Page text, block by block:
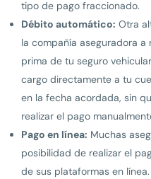
tipo de pago fraccionado.
Débito automático: Otra
la compañía aseguradora
prima de tu seguro
cargo directamente a tu
en la fecha acordada, sin
realizar el pago
Pago en línea: Muchas
posibilidad de realizar el
de sus plataformas en